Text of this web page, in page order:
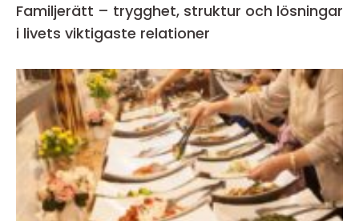
Familjerätt – trygghet, struktur och lösningar
i livets viktigaste relationer